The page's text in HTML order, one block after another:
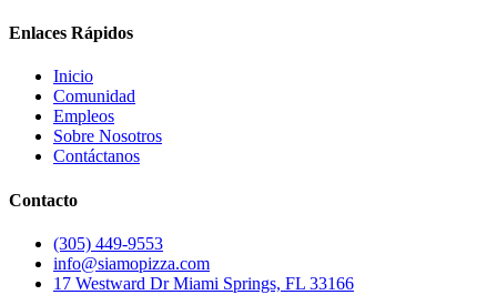
Enlaces Rápidos
Inicio
Comunidad
Empleos
Sobre Nosotros
Contáctanos
Contacto
(305) 449-9553
info@siamopizza.com
17 Westward Dr Miami Springs, FL 33166